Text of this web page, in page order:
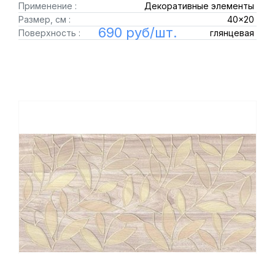
Применение :
Декоративные элементы
Размер, см :
40x20
Поверхность :
глянцевая
690 руб/шт.